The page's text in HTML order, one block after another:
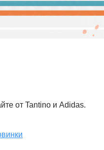
от Tantino и Adidas.